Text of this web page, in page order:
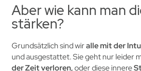
Aber wie kann man
stärken?
Grundsätzlich sind wiralle mit der
und ausgestattet.Sie geht nur leider
der Zeit verloren,oder diese innere